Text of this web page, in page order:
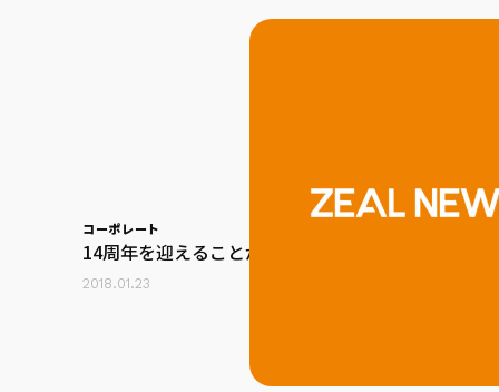
コーポレート
14周年を迎えることができました
2018.01.23